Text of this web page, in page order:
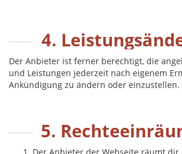
4.
Der Anbieter ist ferner berechtigt, die
und Leistungen jederzeit nach eigenem
Ankündigung zu ändern oder einzustellen.
5.